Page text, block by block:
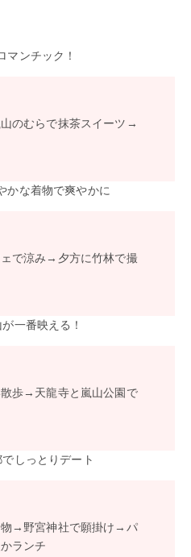
マンチック！
のむらで抹茶スイーツ→
かな着物で爽やかに
で涼み→夕方に竹林で撮
一番映える！
歩→天龍寺と嵐山公園で
でしっとりデート
物→野宮神社で願掛け→パ
ランチ